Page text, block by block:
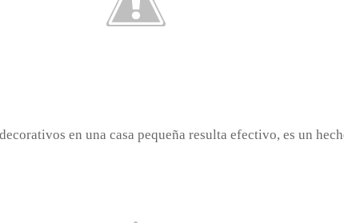
en una casa pequeña resulta efectivo, es un